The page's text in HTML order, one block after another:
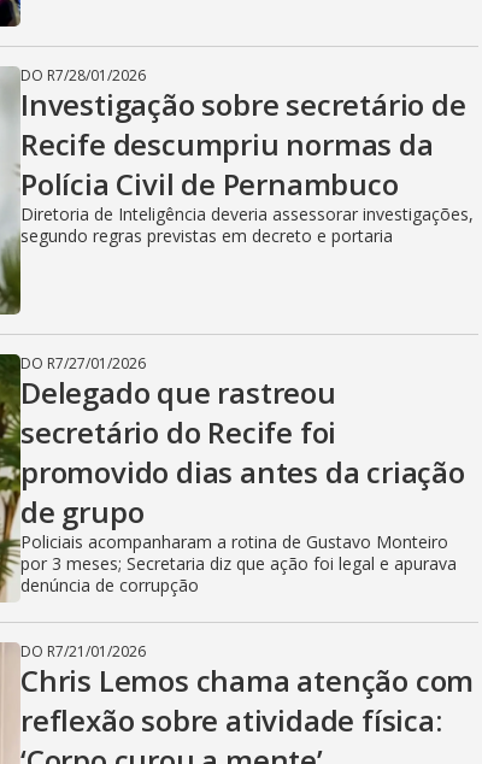
DO R7/28/01/2026
Investigação sobre secretário de
Recife descumpriu normas da
Polícia Civil de Pernambuco
Diretoria de Inteligência deveria assessorar investigações,
segundo regras previstas em decreto e portaria
DO R7/27/01/2026
Delegado que rastreou
secretário do Recife foi
promovido dias antes da criação
de grupo
Policiais acompanharam a rotina de Gustavo Monteiro
por 3 meses; Secretaria diz que ação foi legal e apurava
denúncia de corrupção
DO R7/21/01/2026
Chris Lemos chama atenção com
reflexão sobre atividade física: